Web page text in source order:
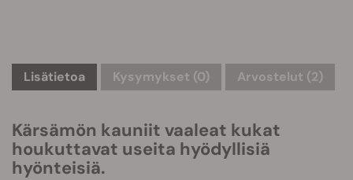
Lisätietoa Kysymykset (0) Arvostelut (2)
Kärsämön kauniit vaaleat kukat
houkuttavat useita hyödyllisiä
hyönteisiä.